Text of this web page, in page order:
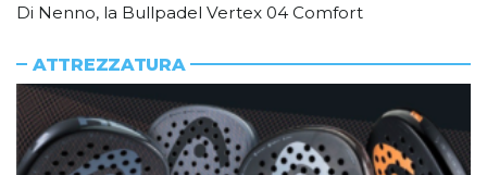
Di Nenno, la Bullpadel Vertex 04 Comfort
ATTREZZATURA